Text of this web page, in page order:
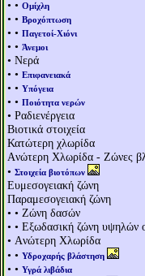
• • Ομίχλη
• • Βροχόπτωση
• • Παγετοί-Χιόνι
• • Άνεμοι
• Νερά
• • Επιφανειακά
• • Υπόγεια
• • Ποιότητα νερών
• Ραδιενέργεια
Βιοτικά στοιχεία
Κατώτερη χλωρίδα
Aνώτερη Χλωρίδα - Ζώνες
• Στοιχεία βιοτόπων
Ευμεσογειακή ζώνη
Παραμεσογειακή ζώνη
• • Ζώνη δασών
• • Εξωδασική ζώνη υψηλών
• Aνώτερη Χλωρίδα
• • Υδροχαρής βλάστηση
• • Υγρά λιβάδια